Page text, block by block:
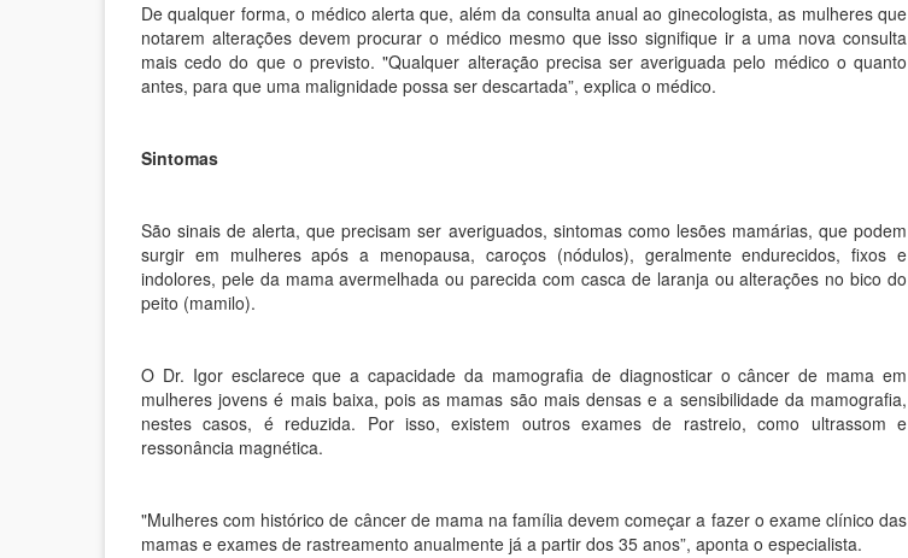
De qualquer forma, o médico alerta que, além da consulta anual ao ginecologista, as mulheres que
notarem alterações devem procurar o médico mesmo que isso signifique ir a uma nova consulta
mais cedo do que o previsto. "Qualquer alteração precisa ser averiguada pelo médico o quanto
antes, para que uma malignidade possa ser descartada”, explica o médico.
Sintomas
São sinais de alerta, que precisam ser averiguados, sintomas como lesões mamárias, que podem
surgir em mulheres após a menopausa, caroços (nódulos), geralmente endurecidos, fixos e
indolores, pele da mama avermelhada ou parecida com casca de laranja ou alterações no bico do
peito (mamilo).
O Dr. Igor esclarece que a capacidade da mamografia de diagnosticar o câncer de mama em
mulheres jovens é mais baixa, pois as mamas são mais densas e a sensibilidade da mamografia,
nestes casos, é reduzida. Por isso, existem outros exames de rastreio, como ultrassom e
ressonância magnética.
"Mulheres com histórico de câncer de mama na família devem começar a fazer o exame clínico das
mamas e exames de rastreamento anualmente já a partir dos 35 anos”, aponta o especialista.